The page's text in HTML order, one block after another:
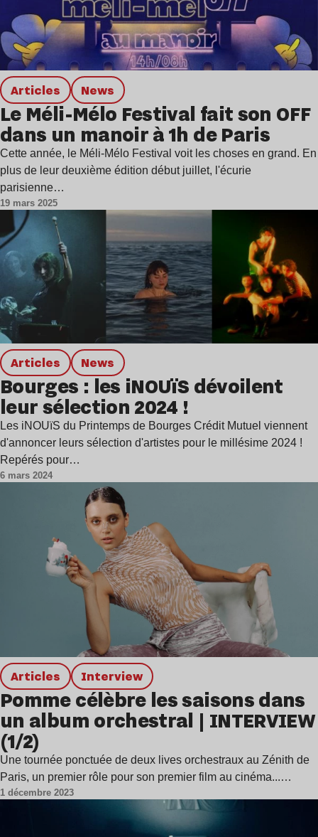
Articles news
Le Méli-Mélo Festival fait son OFF
dans un manoir à 1h de Paris
Cette année, le Méli-Mélo Festival voit les choses en grand. En
plus de leur deuxième édition début juillet, l'écurie
parisienne…
19 mars 2025
Articles news
Bourges : les iNOUïS dévoilent
leur sélection 2024 !
Les iNOUïS du Printemps de Bourges Crédit Mutuel viennent
d'annoncer leurs sélection d'artistes pour le millésime 2024 !
Repérés pour…
6 mars 2024
Articles interview
Pomme célèbre les saisons dans
un album orchestral | INTERVIEW
(1/2)
Une tournée ponctuée de deux lives orchestraux au Zénith de
Paris, un premier rôle pour son premier film au cinéma...…
1 décembre 2023